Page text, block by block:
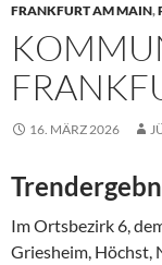
FRANKFURT AM MAIN,
16. MÄRZ 2026
Im Ortsbezirk 6,
Griesheim, Höchst,